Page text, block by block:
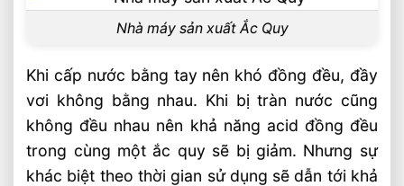
Nhà máy sản xuất Ắc Quy
Khi cấp nước bằng tay nên khó đồng đều, đầy
vơi không bằng nhau. Khi bị tràn nước cũng
không đều nhau nên khả năng acid đồng đều
trong cùng một ắc quy sẽ bị giảm. Nhưng sự
khác biệt theo thời gian sử dụng sẽ dẫn tới khả